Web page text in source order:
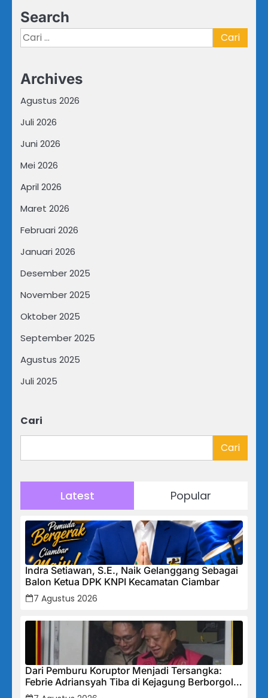
Search
Cari
untuk:
Archives
Agustus 2026
Juli 2026
Juni 2026
Mei 2026
April 2026
Maret 2026
Februari 2026
Januari 2026
Desember 2025
November 2025
Oktober 2025
September 2025
Agustus 2025
Juli 2025
Cari
Cari
Latest Popular
Indra Setiawan, S.E., Naik Gelanggang Sebagai
Balon Ketua DPK KNPI Kecamatan Ciambar
7 Agustus 2026
Dari Pemburu Koruptor Menjadi Tersangka:
Febrie Adriansyah Tiba di Kejagung Berborgol,
Bawa Map Biru dan Senyum Penuh Teka-teki